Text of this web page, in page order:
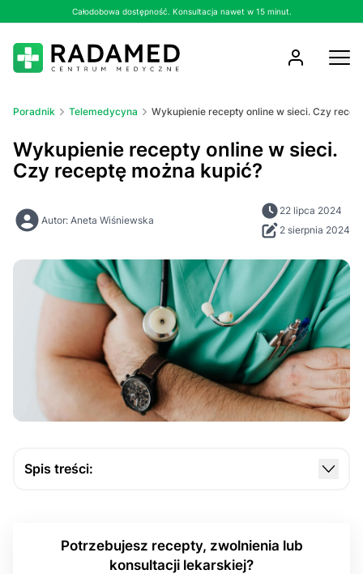
Całodobowa dostępność. Konsultacja nawet w 15 minut.
Poradnik Telemedycyna Wykupienie recepty online w sieci. Czy
Wykupienie recepty online w sieci.
Czy receptę można kupić?
Autor: Aneta Wiśniewska
22 lipca 2024
2 sierpnia 2024
Spis treści:
Kłopotliwe nazewnictwo
Potrzebujesz recepty, zwolnienia lub
konsultacji lekarskiej?